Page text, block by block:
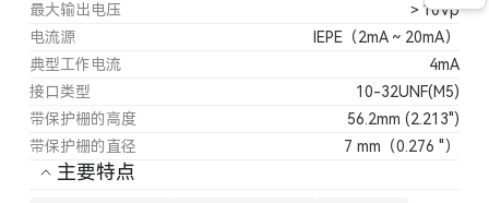
最大输出电压
＞10Vp
电流源
IEPE（2mA ~ 20mA）
典型工作电流
4mA
接口类型
10-32UNF(M5)
带保护栅的高度
56.2mm (2.213")
带保护栅的直径
7 mm（0.276 "）
主要特点